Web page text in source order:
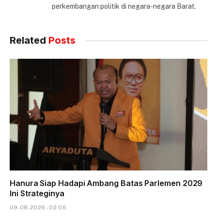
perkembangan politik di negara-negara Barat.
Related Posts
Hanura Siap Hadapi Ambang Batas Parlemen 2029
Ini Strateginya
09-08-2026 - 02.06